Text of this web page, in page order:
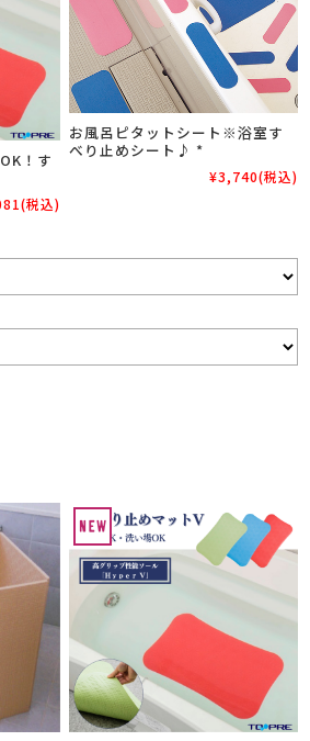
！す
(税込)
お風呂ピタットシート※浴室す
べり止めシート♪ *
¥3,740(税込)